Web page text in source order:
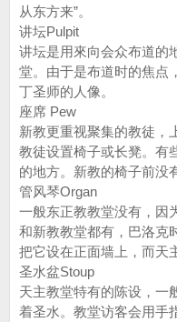
从东方来”。
讲坛Pulpit
讲坛是用來向会众布道的
堂。由于是布道时的焦点
丁圣师的人像。
座席 Pew
新教更重视聚集的教徒，
教徒设置椅子或长凳。有
的地方。新教的椅子前没
管风琴Organ
一般东正教教堂没有，因
和新教教堂都有，巴洛克
把它设在正面墙上，而天
圣水盆Stoup
天主教堂特有的陈设，一
着圣水。教堂访客会用手